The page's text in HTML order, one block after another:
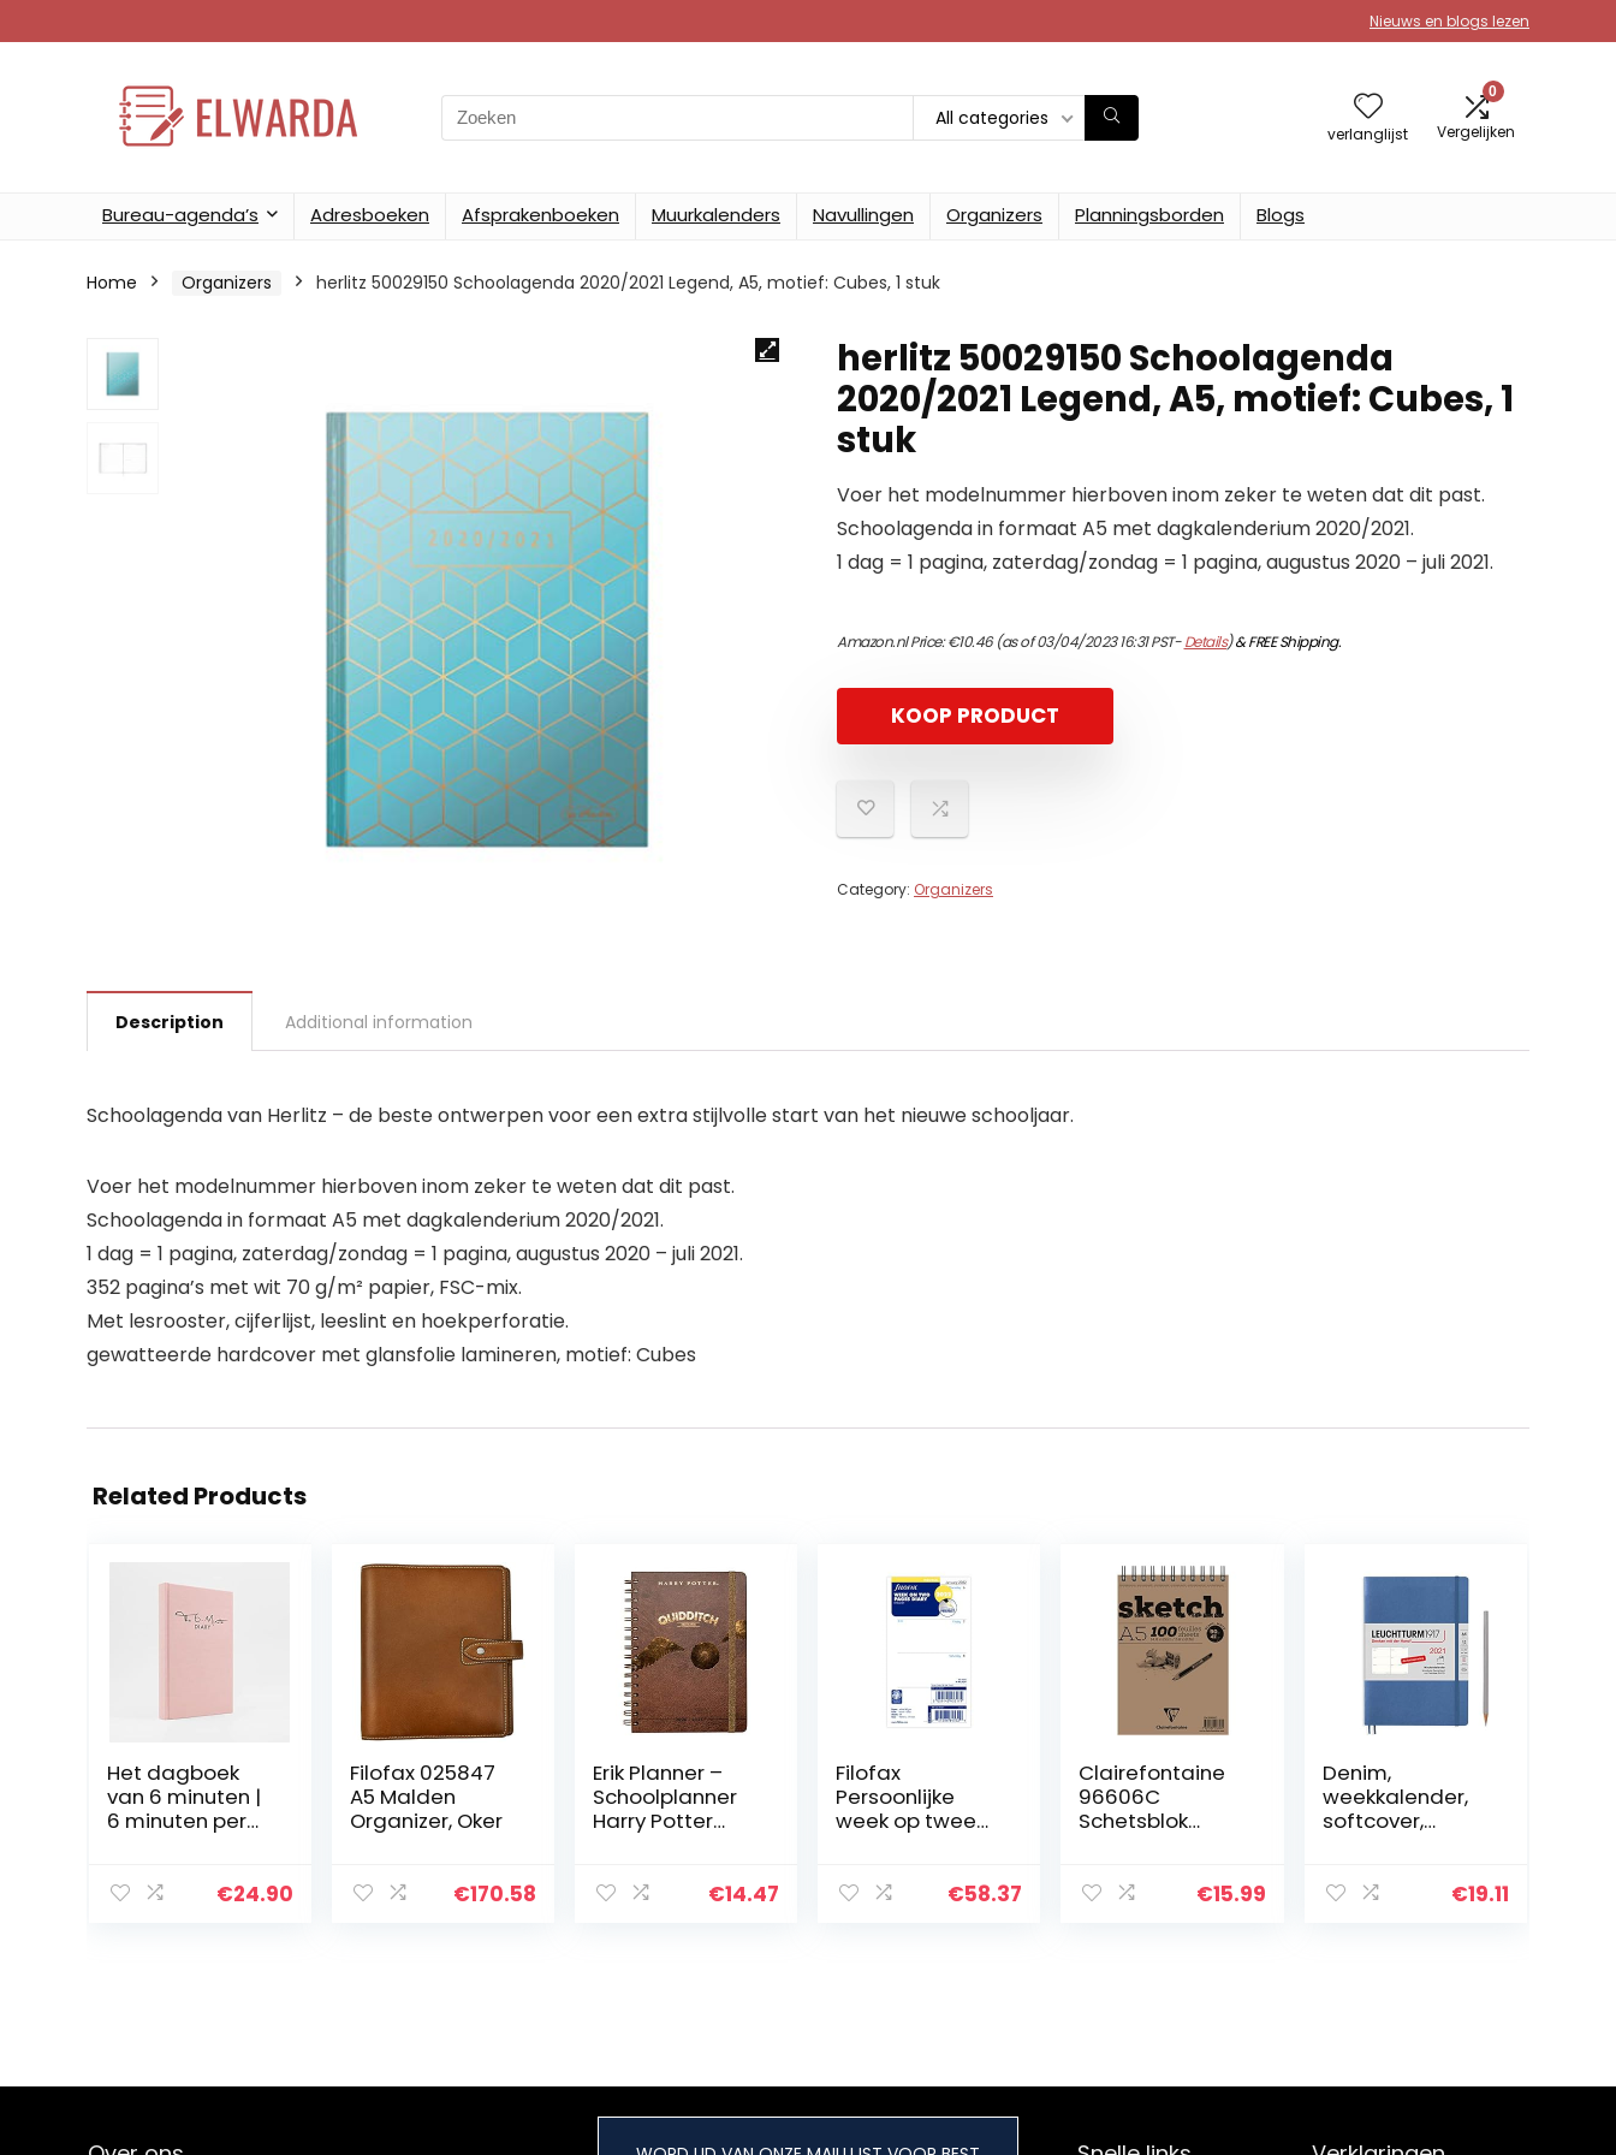
Nieuws en blogs lezen
Search
for:
All categories
verlanglijst
0
Vergelijken
Bureau-agenda’s Adresboeken Afsprakenboeken Muurkalenders Navullingen Organizers Planningsborden Blogs
Home Organizers herlitz 50029150 Schoolagenda 2020/2021 Legend, A5, motief: Cubes, 1 stuk
herlitz 50029150 Schoolagenda
2020/2021 Legend, A5, motief: Cubes, 1
stuk
Voer het modelnummer hierboven inom zeker te weten dat dit past.
Schoolagenda in formaat A5 met dagkalenderium 2020/2021.
1 dag = 1 pagina, zaterdag/zondag = 1 pagina, augustus 2020 – juli 2021.
Amazon.nl Price:€10.46(as of 03/04/2023 16:31 PST-Details)&FREE Shipping.
KOOP PRODUCT
Category: Organizers
Description Additional information
Schoolagenda van Herlitz – de beste ontwerpen voor een extra stijlvolle start van het nieuwe schooljaar.
Voer het modelnummer hierboven inom zeker te weten dat dit past.
Schoolagenda in formaat A5 met dagkalenderium 2020/2021.
1 dag = 1 pagina, zaterdag/zondag = 1 pagina, augustus 2020 – juli 2021.
352 pagina’s met wit 70 g/m² papier, FSC-mix.
Met lesrooster, cijferlijst, leeslint en hoekperforatie.
gewatteerde hardcover met glansfolie lamineren, motief: Cubes
Related Products
Het dagboek
van 6 minuten |
6 minuten per
geluk en
€24.90
Filofax 025847
A5 Malden
Organizer, Oker
€170.58
Erik Planner –
Schoolplanner
Harry Potter
weekoverzicht
€14.47
Filofax
Persoonlijke
week op twee
€58.37
Clairefontaine
96606C
Schetsblok
14,8 X 21 cm, €15.99
Denim,
weekkalender,
softcover,
€19.11